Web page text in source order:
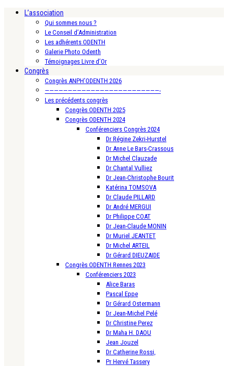
L’association
Qui sommes nous ?
Le Conseil d’Administration
Les adhérents ODENTH
Galerie Photo Odenth
Témoignages Livre d’Or
Congrès
Congrès ANPH’ODENTH 2026
—————————————————————————-
Les précédents congrès
Congrès ODENTH 2025
Congrès ODENTH 2024
Conférenciers Congrès 2024
Dr Régine Zekri-Hurstel
Dr Anne Le Bars-Crassous
Dr Michel Clauzade
Dr Chantal Vulliez
Dr Jean-Christophe Bourit
Katérina TOMSOVA
Dr Claude PILLARD
Dr André MERGUI
Dr Philippe COAT
Dr Jean-Claude MONIN
Dr Muriel JEANTET
Dr Michel ARTEIL
Dr Gérard DIEUZAIDE
Congrès ODENTH Rennes 2023
Conférenciers 2023
Alice Baras
Pascal Eppe
Dr Gérard Ostermann
Dr Jean-Michel Pelé
Dr Christine Perez
Dr Maha H. DAOU
Jean Jouzel
Dr Catherine Rossi,
Pr Hervé Tassery